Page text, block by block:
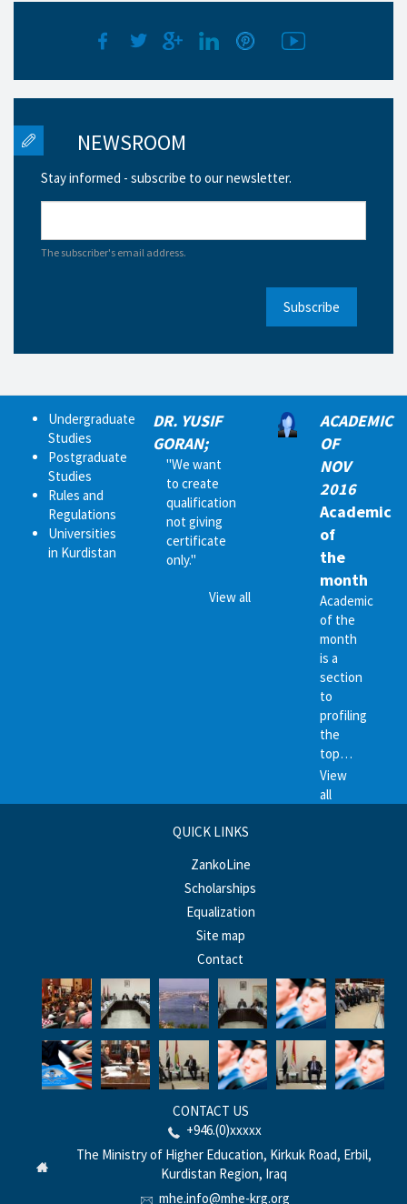
NEWSROOM
Stay informed - subscribe to our newsletter.
The subscriber's email address.
Subscribe
Undergraduate
Studies
Postgraduate
Studies
Rules and
Regulations
Universities
in Kurdistan
DR. YUSIF
GORAN;
"We want
to create
qualification
not giving
certificate
only."
View all
ACADEMIC
OF
NOV
2016
Academic
of
the
month
Academic
of the
month
is a
section
to
profiling
the
top…
View
all
QUICK LINKS
ZankoLine
Scholarships
Equalization
Site map
Contact
CONTACT US
+946.(0)xxxxx
The Ministry of Higher Education, Kirkuk Road, Erbil,
Kurdistan Region, Iraq
mhe.info@mhe-krg.org